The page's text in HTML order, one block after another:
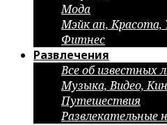
Мода
Мэйк ап, Красота,
Фитнес
Развлечения
Все об известных
Музыка, Видео,
Путешествия
Развлекательные